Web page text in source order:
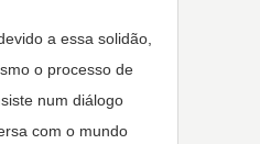
a essa solidão,
o processo de
num diálogo
com o mundo